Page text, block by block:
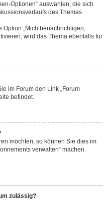
Optionen“ auswählen, die sich
des Themas
Option „Mich benachrichtigen,
wird das Thema ebenfalls für
im Forum den Link „Forum
befindet.
möchten, so können Sie dies im
verwalten“ machen.
zulässig?